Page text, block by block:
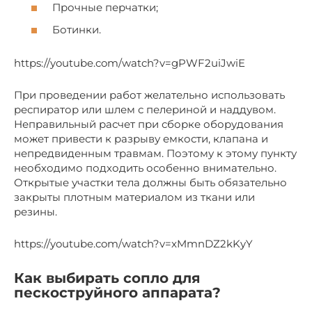
Прочные перчатки;
Ботинки.
https://youtube.com/watch?v=gPWF2uiJwiE
При проведении работ желательно использовать
респиратор или шлем с пелериной и наддувом.
Неправильный расчет при сборке оборудования
может привести к разрыву емкости, клапана и
непредвиденным травмам. Поэтому к этому пункту
необходимо подходить особенно внимательно.
Открытые участки тела должны быть обязательно
закрыты плотным материалом из ткани или
резины.
https://youtube.com/watch?v=xMmnDZ2kKyY
Как выбирать сопло для
пескоструйного аппарата?